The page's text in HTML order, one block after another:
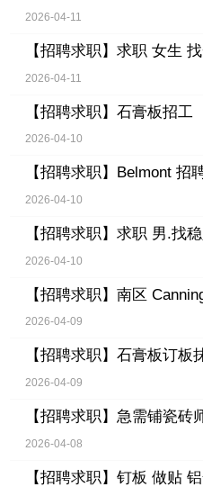
2026-04-11
【招聘求职】 求职 女生
2026-04-11
【招聘求职】 石膏板招工
2026-04-10
【招聘求职】 Belmont 招
2026-04-10
【招聘求职】 求职 男.找
2026-04-10
【招聘求职】 南区
2026-04-09
【招聘求职】 石膏板订板
2026-04-09
【招聘求职】 急需铺瓷砖
2026-04-08
【招聘求职】 钉板